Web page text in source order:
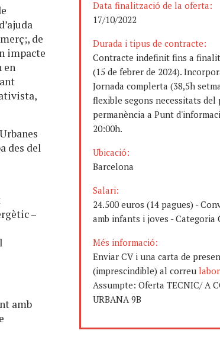
de
impacte
en
des del
–
amb
Data finalització de la oferta:
17/10/2022
Durada i tipus de contracte:
Contracte indefinit fins a
(15 de febrer de 2024).
Jornada complerta (38,5h
flexible segons necessitats del
permanència a Punt
20:00h.
Ubicació:
Barcelona
Salari:
24.500 euros (14 pagues) -
amb infants i joves - Categoria
Més informació:
Enviar CV i una carta de
(imprescindible) al correu
Assumpte: Oferta TECNIC/ A
URBANA 9B